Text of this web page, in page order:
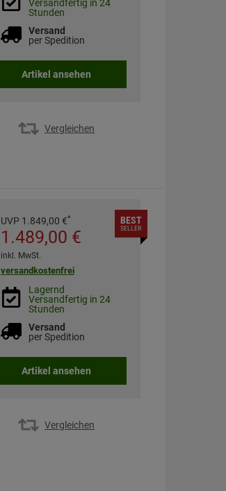
Versandfertig in 24
Stunden
Versand
per Spedition
Artikel ansehen
Vergleichen
UVP 1.849,00 €*
1.489,00 €
inkl. MwSt.
versandkostenfrei
Lagernd
Versandfertig in 24
Stunden
Versand
per Spedition
Artikel ansehen
BEST
SELLER
Vergleichen